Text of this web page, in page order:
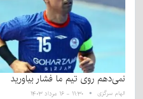
نمی‌دهم روی تیم ما فشار بیاورید
الهام سرگزی ۱۱:۳۰ - ۱۶ مرداد ۱۴۰۳